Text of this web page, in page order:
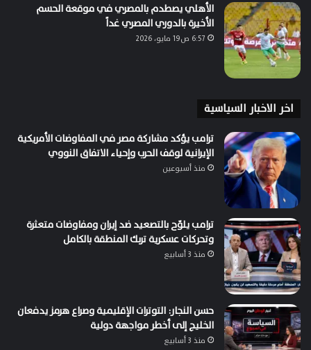
الأهلي يصطدم بالمصري في موقعة الحسم
الأخيرة بالدوري المصري غداً
6:57 ص19 مايو، 2026
اخر الاخبار السياسية
ترامب يؤكد مشاركة مصر في المفاوضات الأمريكية
الإيرانية لوقف الحرب وإحياء الاتفاق النووي
منذ أسبوعين
ترامب يلوّح بالتصعيد ضد إيران ومفاوضات متعثرة
وتحركات عسكرية تربك المنطقة بالكامل
منذ 3 أسابيع
حسن النجار: التوترات الإقليمية وصراع هرمز يدفعان
الخليج إلى أخطر مواجهة دولية
منذ 3 أسابيع